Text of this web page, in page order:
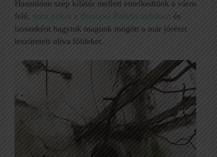
Hasonlóan szép kilátás mellett emelkedtünk a város
felé, mint mikor a Biotopoi Parkba indultam és
lassanként hagytuk magunk mögött a már jórészt
leszüretelt olíva földeket.